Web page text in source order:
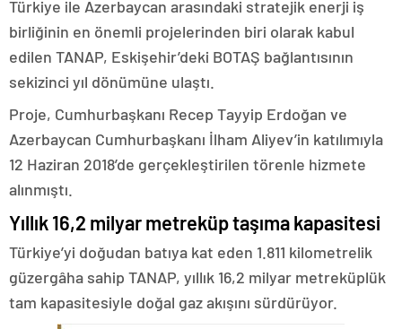
Türkiye ile Azerbaycan arasındaki stratejik enerji iş
birliğinin en önemli projelerinden biri olarak kabul
edilen TANAP, Eskişehir’deki BOTAŞ bağlantısının
sekizinci yıl dönümüne ulaştı.
Proje, Cumhurbaşkanı Recep Tayyip Erdoğan ve
Azerbaycan Cumhurbaşkanı İlham Aliyev’in katılımıyla
12 Haziran 2018’de gerçekleştirilen törenle hizmete
alınmıştı.
Yıllık 16,2 milyar metreküp taşıma kapasitesi
Türkiye’yi doğudan batıya kat eden 1.811 kilometrelik
güzergâha sahip TANAP, yıllık 16,2 milyar metreküplük
tam kapasitesiyle doğal gaz akışını sürdürüyor.